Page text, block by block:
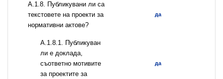
А.1.8. Публикувани ли са
текстовете на проекти за
нормативни актове?
да
А.1.8.1. Публикуван
ли е доклада,
съответно мотивите
за проектите за
да